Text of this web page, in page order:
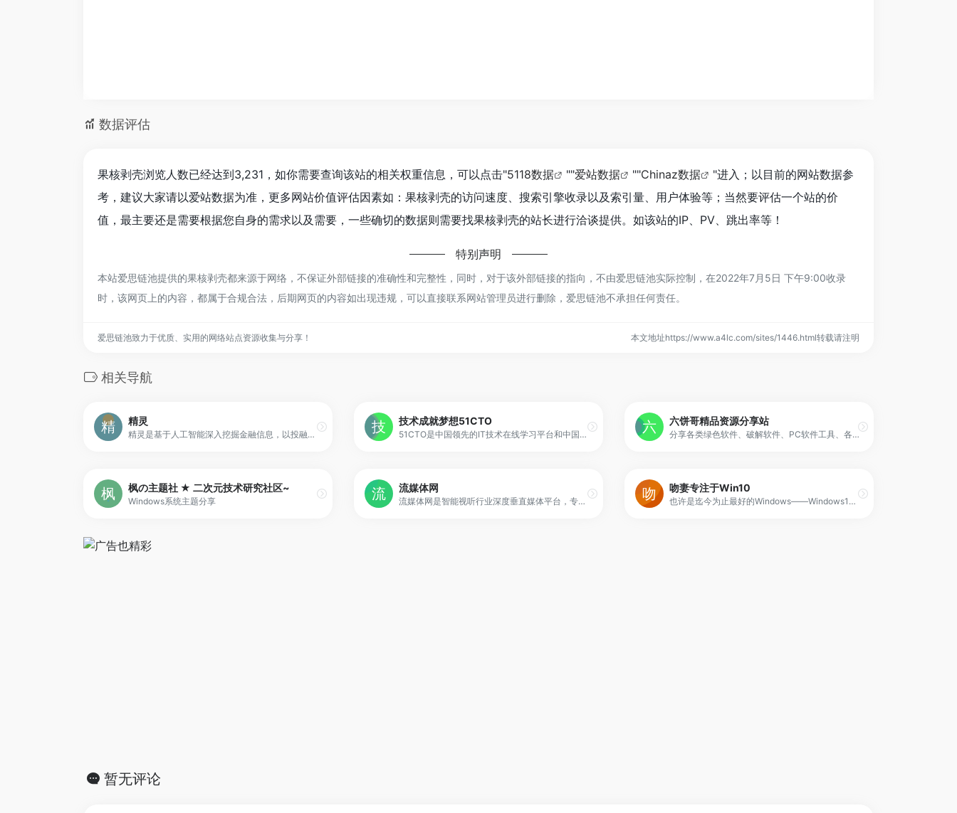
数据评估
果核剥壳浏览人数已经达到3,231，如你需要查询该站的相关权重信息，可以点击"5118数据 ""爱站数据 ""Chinaz数据
"进入；以目前的网站数据参
考，建议大家请以爱站数据为准，更多网站价值评估因素如：果核剥壳的访问速度、搜索引擎收录以及索引量、用户体验等；当然要评估一个站的价
值，最主要还是需要根据您自身的需求以及需要，一些确切的数据则需要找果核剥壳的站长进行洽谈提供。如该站的IP、PV、跳出率等！
特别声明
本站爱思链池提供的果核剥壳都来源于网络，不保证外部链接的准确性和完整性，同时，对于该外部链接的指向，不由爱思链池实际控制，在2022年7月5日 下午9:00收录
时，该网页上的内容，都属于合规合法，后期网页的内容如出现违规，可以直接联系网站管理员进行删除，爱思链池不承担任何责任。
爱思链池致力于优质、实用的网络站点资源收集与分享！ 本文地址https://www.a4lc.com/sites/1446.html转载请注明
相关导航
精灵
精灵是基于人工智能深入挖掘金融信息，以投融资行业大数据和AI智能技术为驱动，为创业项目方与投资方提供一站式大数据服务。精灵已入驻VC/PE投资机构10w+、活跃投资人1w+、优质创业项目60w+。
技术成就梦想51CTO
51CTO是中国领先的IT技术在线学习平台和中国最大的IT技术社区之一，以服务IT技术人员职业成长为己任，对中国数千万IT技术人员拥有强大的影响力和服务能力。通过技术社区、技术博客和新媒体矩阵等综合产品服务体系，凝聚了2000万+IT技术人员、50万+位技术博主和近千家IT公司的CTO；通过丰富且高质量的IT技术在线教育资源，完整覆盖就业培训、在职提升、认证考试等职业教育领域，分别打造企业培训、个人提升创新产品矩阵，服务IT人才成长。同时，作为华为鸿蒙操作系统合作伙伴，51CTO承担了鸿蒙官方技术社区的运营，全力服务于鸿蒙开发者生态。
六饼哥精品资源分享站
分享各类绿色软件、破解软件、PC软件工具、各类Android、IOS软件和工具、分享技术教程、手机电脑玩机小技巧、音乐资源、电影资源、学习教程资源、学习资料、服务器、虚拟主机、免费源码、域名分享、各类流量活动、限时活动、薅羊毛活动、各类办公软件、效率软件、系统工具等等资源，欢迎访问！
枫の主题社 ★ 二次元技术研究社区~
Windows系统主题分享
流媒体网
流媒体网是智能视听行业深度垂直媒体平台，专注于IPTV、OTT、DVB、5G、长/短视频等流媒体技术应用领域，见证了国内电视新媒体的成长，并正记录、连接、洞见、引领着中国智能视听产业的发展！
吻妻专注于Win10
也许是迄今为止最好的Windows——Windows10,现已推出吻妻优化作品,一如既往的品质更稳定更好用的win10纯净版系统欢迎你下载体验。
暂无评论